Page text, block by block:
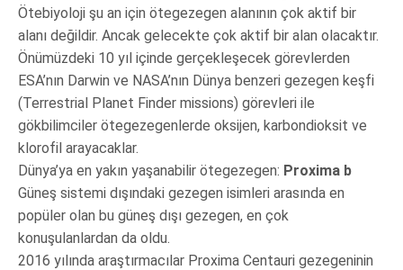
Ötebiyoloji şu an için ötegezegen alanının çok aktif bir
alanı değildir. Ancak gelecekte çok aktif bir alan olacaktır.
Önümüzdeki 10 yıl içinde gerçekleşecek görevlerden
ESA’nın Darwin ve NASA’nın Dünya benzeri gezegen keşfi
(Terrestrial Planet Finder missions) görevleri ile
gökbilimciler ötegezegenlerde oksijen, karbondioksit ve
klorofil arayacaklar.
Dünya’ya en yakın yaşanabilir ötegezegen: Proxima b
Güneş sistemi dışındaki gezegen isimleri arasında en
popüler olan bu güneş dışı gezegen, en çok
konuşulanlardan da oldu.
2016 yılında araştırmacılar Proxima Centauri gezegeninin